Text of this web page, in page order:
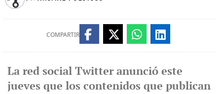
COMPARTIR
La red social Twitter anunció este
jueves que los contenidos que publican